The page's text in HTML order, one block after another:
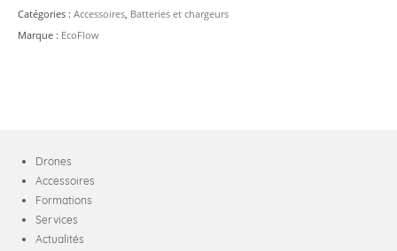
Catégories : Accessoires, Batteries et chargeurs
Marque : EcoFlow
Drones
Accessoires
Formations
Services
Actualités